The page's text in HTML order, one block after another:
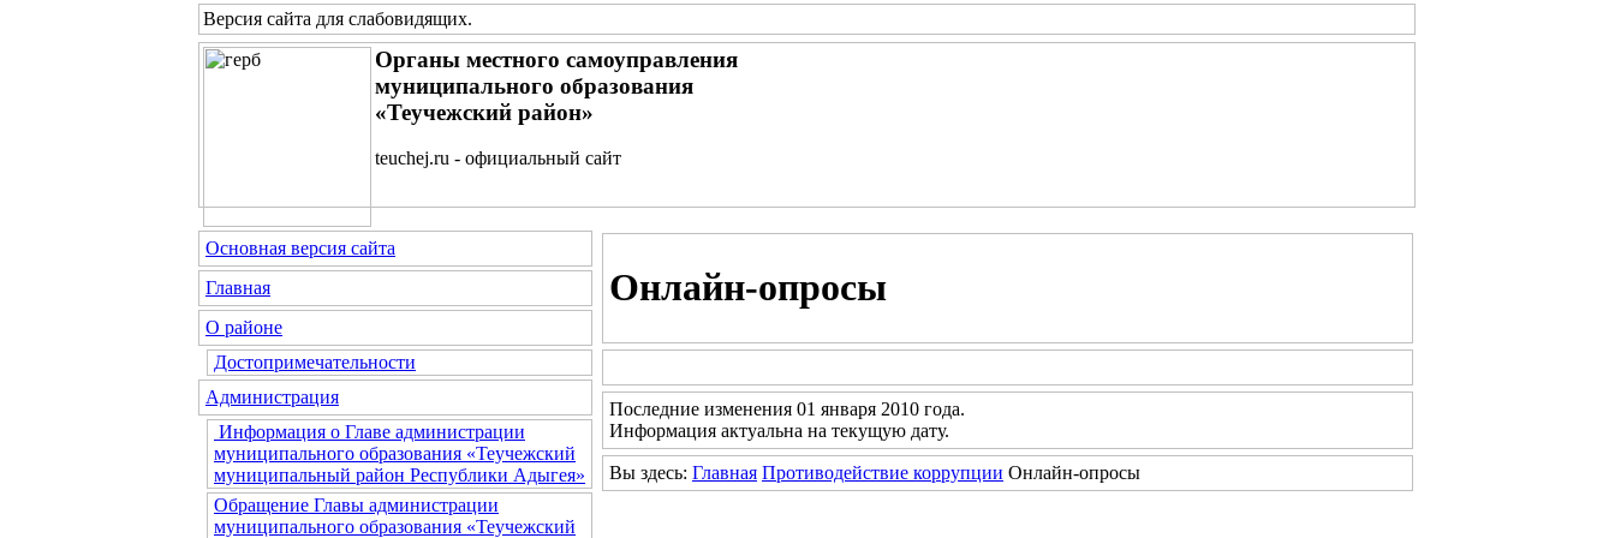
Версия сайта для слабовидящих.
Органы местного самоуправления
муниципального образования
«Теучежский район»
teuchej.ru - официальный сайт
Основная версия сайта
Главная
О районе
Достопримечательности
Администрация
Информация о Главе администрации
муниципального образования «Теучежский
муниципальный район Республики Адыгея»
Обращение Главы администрации
муниципального образования «Теучежский
Онлайн-опросы
Последние изменения 01 января 2010 года.
Информация актуальна на текущую дату.
Вы здесь: Главная Противодействие коррупции Онлайн-опросы